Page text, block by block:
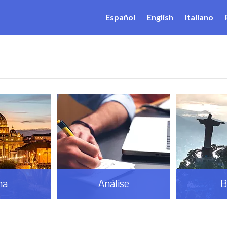
Español English Italiano
Análise